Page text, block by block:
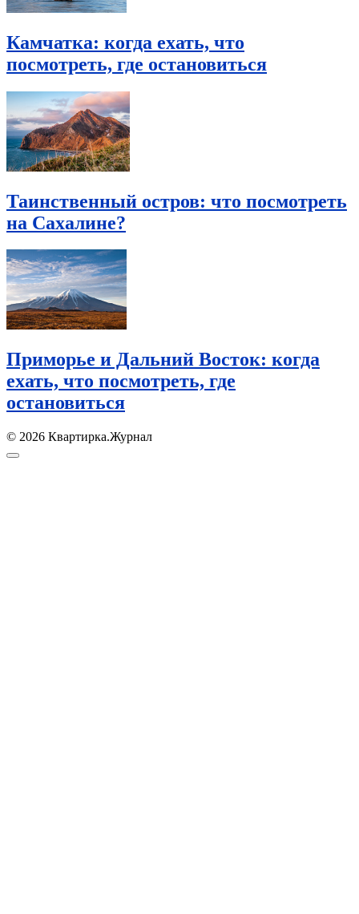
Камчатка: когда ехать, что
посмотреть, где остановиться
Таинственный остров: что посмотреть
на Сахалине?
Приморье и Дальний Восток: когда
ехать, что посмотреть, где
остановиться
© 2026 Квартирка.Журнал